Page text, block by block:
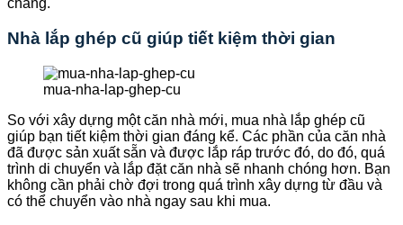
chăng.
Nhà lắp ghép cũ giúp tiết kiệm thời gian
mua-nha-lap-ghep-cu
So với xây dựng một căn nhà mới, mua nhà lắp ghép cũ
giúp bạn tiết kiệm thời gian đáng kể. Các phần của căn nhà
đã được sản xuất sẵn và được lắp ráp trước đó, do đó, quá
trình di chuyển và lắp đặt căn nhà sẽ nhanh chóng hơn. Bạn
không cần phải chờ đợi trong quá trình xây dựng từ đầu và
có thể chuyển vào nhà ngay sau khi mua.